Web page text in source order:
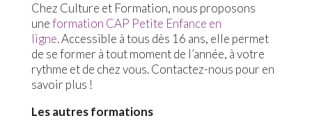
Chez Culture et Formation, nous proposons
uneformation CAP Petite Enfance en
ligne. Accessible à tous dès 16 ans, elle permet
de se former à tout moment de l’année, à votre
rythme et de chez vous. Contactez-nous pour en
savoir plus !
Les autres formations